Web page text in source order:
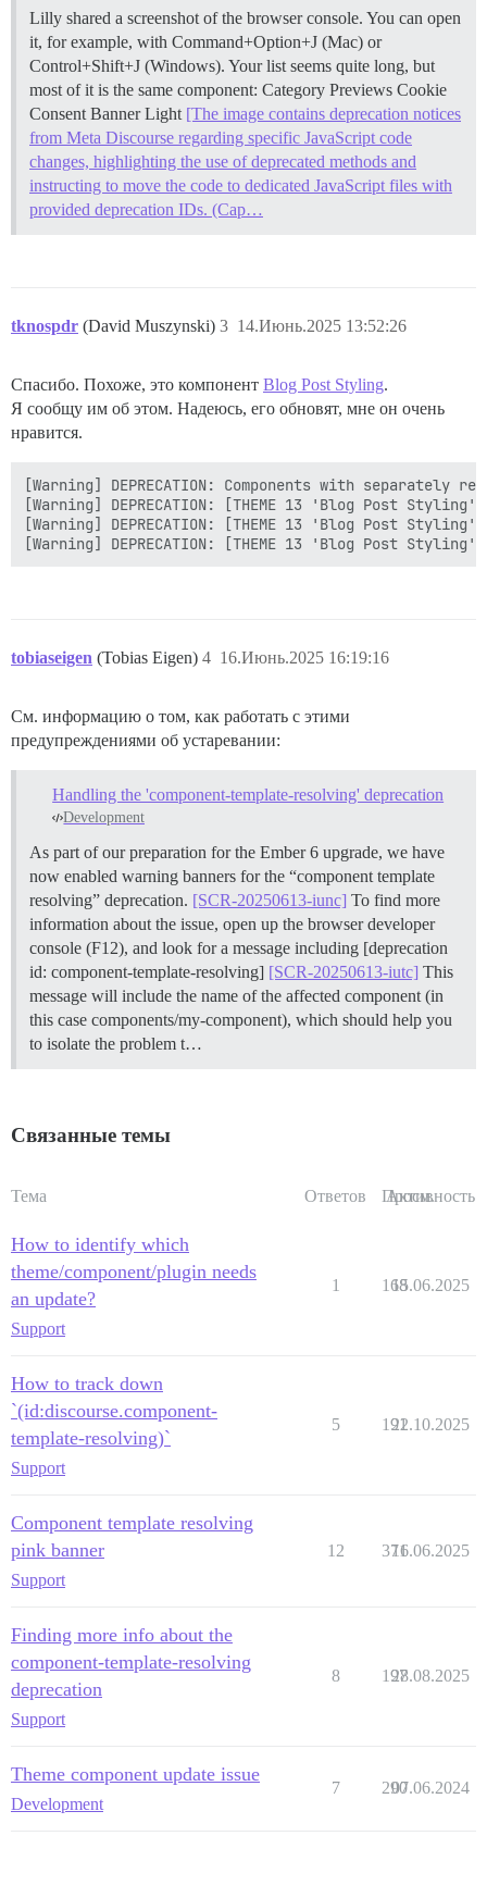
Lilly shared a screenshot of the browser console. You can open
it, for example, with Command+Option+J (Mac) or
Control+Shift+J (Windows). Your list seems quite long, but
most of it is the same component: Category Previews Cookie
Consent Banner Light [The image contains deprecation notices
from Meta Discourse regarding specific JavaScript code
changes, highlighting the use of deprecated methods and
instructing to move the code to dedicated JavaScript files with
provided deprecation IDs. (Cap…
tknospdr (David Muszynski) 14.Июнь.2025 13:52:26
3
Спасибо. Похоже, это компонент Blog Post Styling.
Я сообщу им об этом. Надеюсь, его обновят, мне он очень
нравится.
[Warning] DEPRECATION: Components with
[Warning] DEPRECATION: [THEME 13 'Blog Post
[Warning] DEPRECATION: [THEME 13 'Blog Post
tobiaseigen (Tobias Eigen) 16.Июнь.2025 16:19:16
4
См. информацию о том, как работать с этими
предупреждениями об устаревании:
Handling the 'component-template-resolving' deprecation
Development
As part of our preparation for the Ember 6 upgrade, we have
now enabled warning banners for the “component template
resolving” deprecation. [SCR-20250613-iunc] To find more
information about the issue, open up the browser developer
console (F12), and look for a message including [deprecation
id: component-template-resolving] [SCR-20250613-iutc] This
message will include the name of the affected component (in
this case components/my-component), which should help you
to isolate the problem t…
Связанные темы
Тема Ответов Просм.
Активность
How to identify which
theme/component/plugin needs
an update?
Support
1 168
15.06.2025
How to track down
`(id:discourse.component-
template-resolving)`
Support
5 191
22.10.2025
Component template resolving
pink banner
Support
12 371
16.06.2025
Finding more info about the
component-template-resolving
deprecation
Support
8 197
28.08.2025
Theme component update issue
Development
7 290
07.06.2024